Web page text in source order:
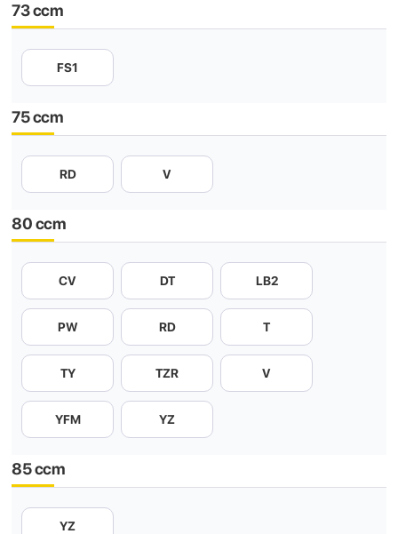
73 ccm
FS1
75 ccm
RD V
80 ccm
CV DT LB2
PW RD T
TY TZR V
YFM YZ
85 ccm
YZ